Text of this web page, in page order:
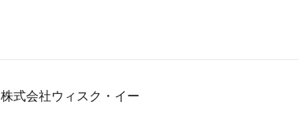
株式会社ウィスク・イー